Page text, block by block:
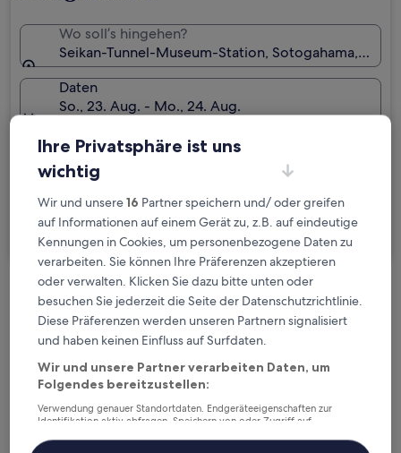
Wo soll’s hingehen?
Seikan-Tunnel-Museum-Station, Sotogahama,
Daten
So., 23. Aug. - Mo., 24. Aug.
Gäste
2 Reisende, 1 Zimmer
Kostenlose Stornierung bei
Planänderungen
Verdiene Prämien für jede
wahrgenommene Übernachtung
Mehr sparen mit Preisen für Mitglieder
Ihre Privatsphäre ist uns
wichtig
Wir und unsere16 Partner speichern und/ oder greifen
auf Informationen auf einem Gerät zu, z.B. auf eindeutige
Kennungen in Cookies, um personenbezogene Daten zu
verarbeiten. Sie können Ihre Präferenzen akzeptieren
oder verwalten. Klicken Sie dazu bitte unten oder
besuchen Sie jederzeit die Seite der Datenschutzrichtlinie.
Diese Präferenzen werden unseren Partnern signalisiert
und haben keinen Einfluss auf Surfdaten.
Wir und unsere Partner verarbeiten Daten, um
Folgendes bereitzustellen:
Verwendung genauer Standortdaten. Endgeräteeigenschaften zur
Identifikation aktiv abfragen. Speichern von oder Zugriff auf
Inhalte, Messung von Werbeleistung und der Performance von Inhalten,